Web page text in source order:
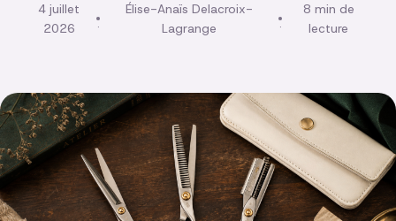
4 juillet
2026
·
Élise-Anaïs Delacroix-
Lagrange
·
8 min de
lecture